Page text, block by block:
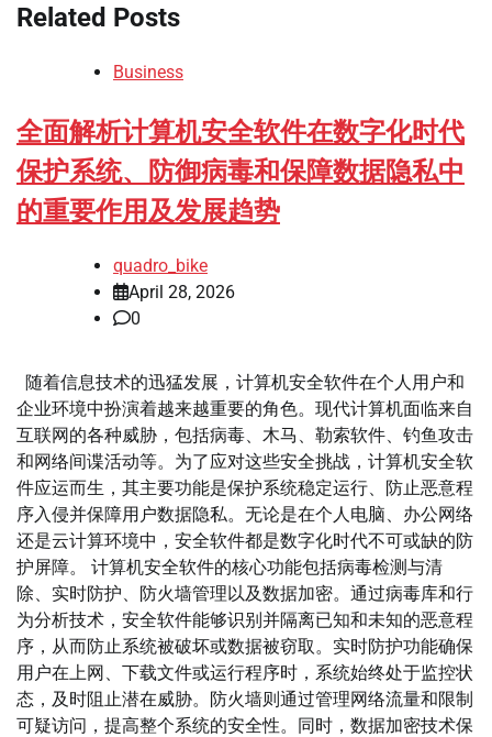
Related Posts
Business
全面解析计算机安全软件在数字化时代
保护系统、防御病毒和保障数据隐私中
的重要作用及发展趋势
quadro_bike
April 28, 2026
0
随着信息技术的迅猛发展，计算机安全软件在个人用户和
企业环境中扮演着越来越重要的角色。现代计算机面临来自
互联网的各种威胁，包括病毒、木马、勒索软件、钓鱼攻击
和网络间谍活动等。为了应对这些安全挑战，计算机安全软
件应运而生，其主要功能是保护系统稳定运行、防止恶意程
序入侵并保障用户数据隐私。无论是在个人电脑、办公网络
还是云计算环境中，安全软件都是数字化时代不可或缺的防
护屏障。 计算机安全软件的核心功能包括病毒检测与清
除、实时防护、防火墙管理以及数据加密。通过病毒库和行
为分析技术，安全软件能够识别并隔离已知和未知的恶意程
序，从而防止系统被破坏或数据被窃取。实时防护功能确保
用户在上网、下载文件或运行程序时，系统始终处于监控状
态，及时阻止潜在威胁。防火墙则通过管理网络流量和限制
可疑访问，提高整个系统的安全性。同时，数据加密技术保